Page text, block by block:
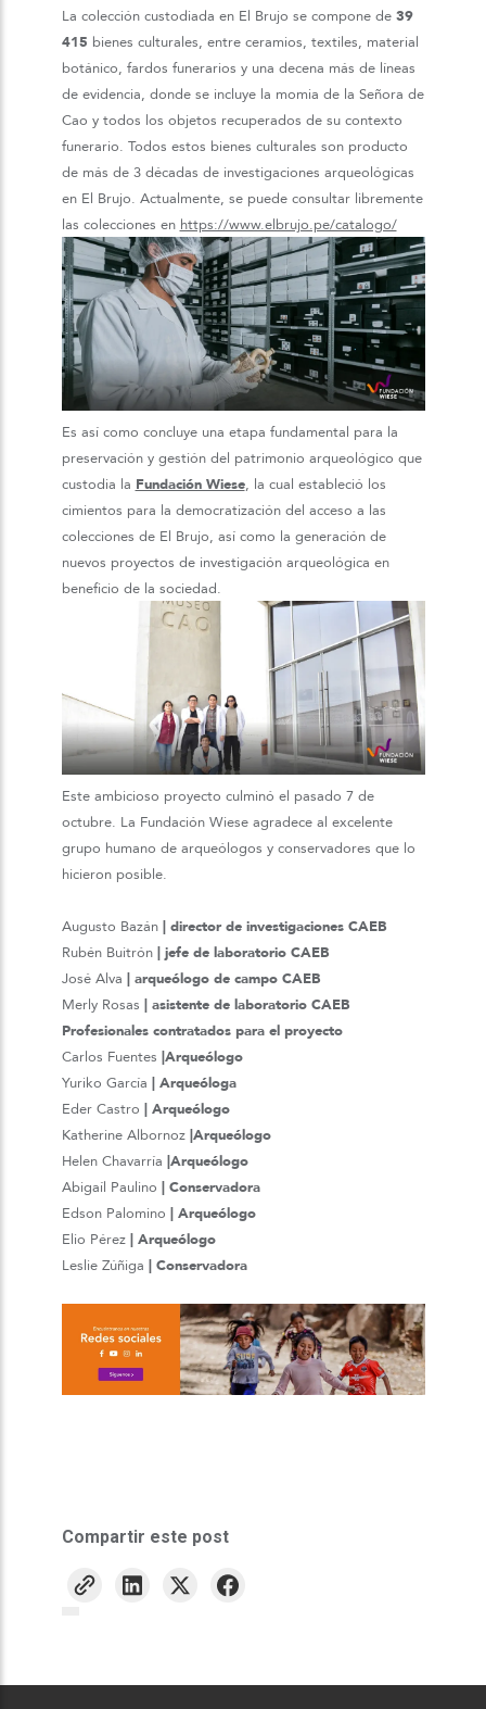
La colección custodiada en El Brujo se compone de 39
415 bienes culturales, entre ceramios, textiles, material
botánico, fardos funerarios y una decena más de líneas
de evidencia, donde se incluye la momia de la Señora de
Cao y todos los objetos recuperados de su contexto
funerario. Todos estos bienes culturales son producto
de más de 3 décadas de investigaciones arqueológicas
en El Brujo. Actualmente, se puede consultar libremente
las colecciones en https://www.elbrujo.pe/catalogo/
Es así como concluye una etapa fundamental para la
preservación y gestión del patrimonio arqueológico que
custodia la Fundación Wiese, la cual estableció los
cimientos para la democratización del acceso a las
colecciones de El Brujo, así como la generación de
nuevos proyectos de investigación arqueológica en
beneficio de la sociedad.
Este ambicioso proyecto culminó el pasado 7 de
octubre. La Fundación Wiese agradece al excelente
grupo humano de arqueólogos y conservadores que lo
hicieron posible.
Augusto Bazán | director de investigaciones CAEB
Rubén Buitrón | jefe de laboratorio CAEB
José Alva | arqueólogo de campo CAEB
Merly Rosas | asistente de laboratorio CAEB
Profesionales contratados para el proyecto
Carlos Fuentes |Arqueólogo
Yuriko García | Arqueóloga
Eder Castro | Arqueólogo
Katherine Albornoz |Arqueólogo
Helen Chavarría |Arqueólogo
Abigaíl Paulino | Conservadora
Edson Palomino | Arqueólogo
Elio Pérez | Arqueólogo
Leslie Zúñiga | Conservadora
Compartir este post